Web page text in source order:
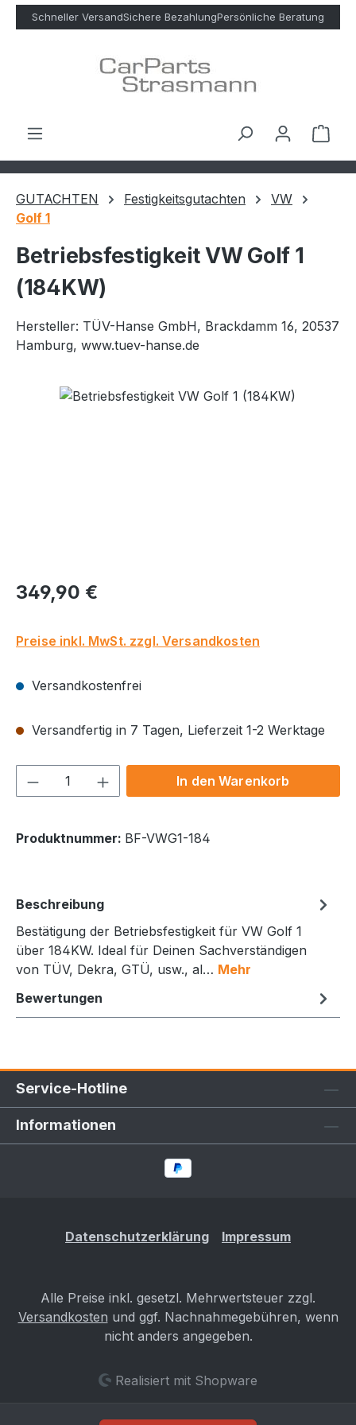
Zum Hauptinhalt springen
Schneller VersandSichere BezahlungPersönliche Beratung
GUTACHTEN Festigkeitsgutachten
VW
Golf 1
Betriebsfestigkeit VW Golf 1
(184KW)
Hersteller: TÜV-Hanse GmbH, Brackdamm 16, 20537
Hamburg, www.tuev-hanse.de
Bildergalerie überspringen
Regulärer Preis:
349,90 €
Preise inkl. MwSt. zzgl. Versandkosten
Versandkostenfrei
Versandfertig in 7 Tagen, Lieferzeit 1-2 Werktage
Produkt Anzahl: Gib denIn den Warenkorb
Produktnummer: BF-VWG1-184
Beschreibung
Bestätigung der Betriebsfestigkeit für VW Golf 1
über 184KW. Ideal für Deinen Sachverständigen
von TÜV, Dekra, GTÜ, usw., al… Mehr
Bewertungen
Service-Hotline
Informationen
Datenschutzerklärung Impressum
Alle Preise inkl. gesetzl. Mehrwertsteuer zzgl.
Versandkosten und ggf. Nachnahmegebühren, wenn
nicht anders angegeben.
Realisiert mit Shopware